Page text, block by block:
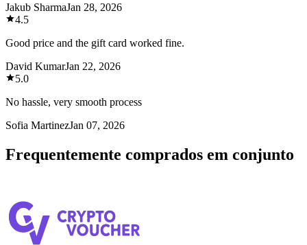
Jakub SharmaJan 28, 2026
4.5
Good price and the gift card worked fine.
David KumarJan 22, 2026
5.0
No hassle, very smooth process
Sofia MartinezJan 07, 2026
Frequentemente comprados em conjunto